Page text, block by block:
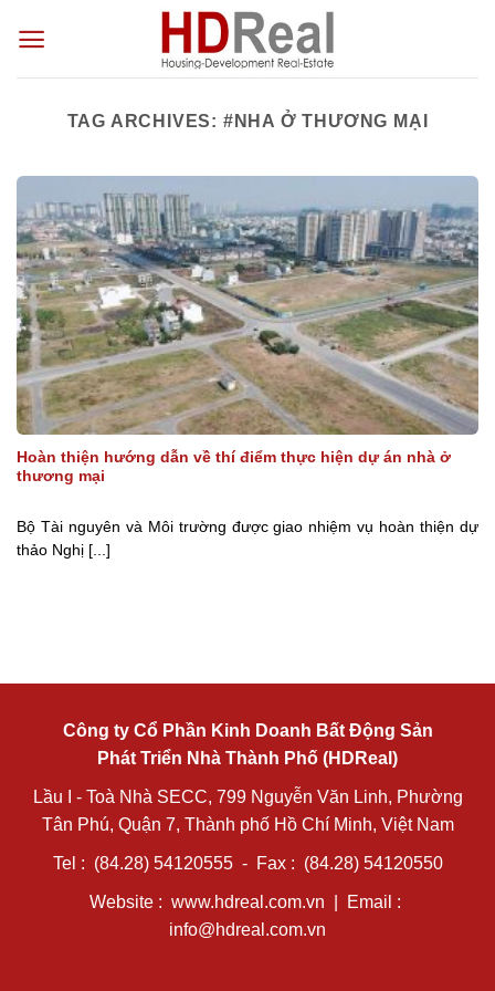
TAG ARCHIVES: #NHA Ở THƯƠNG MẠI
Hoàn thiện hướng dẫn về thí điểm thực hiện dự án nhà ở
thương mại
Bộ Tài nguyên và Môi trường được giao nhiệm vụ hoàn thiện dự
thảo Nghị [...]
Công ty Cổ Phần Kinh Doanh Bất Động Sản
Phát Triển Nhà Thành Phố (HDReal)
Lầu I - Toà Nhà SECC, 799 Nguyễn Văn Linh, Phường
Tân Phú, Quận 7, Thành phố Hồ Chí Minh, Việt Nam
Tel : (84.28) 54120555 - Fax : (84.28) 54120550
Website : www.hdreal.com.vn | Email :
info@hdreal.com.vn